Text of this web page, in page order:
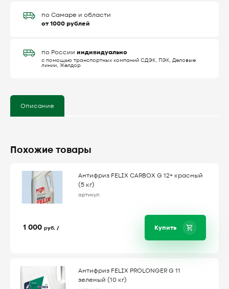
по Самаре и области
от 1000 рублей
по России индивидуально
с помощью транспортных компаний СДЭК, ПЭК, Деловые
линии, Желдор
Описание
Похожие товары
Антифриз FELIX CARBOX G 12+ красный
(5 кг)
артикул:
1 000 руб. / Купить
Антифриз FELIX PROLONGER G 11
зеленый (10 кг)